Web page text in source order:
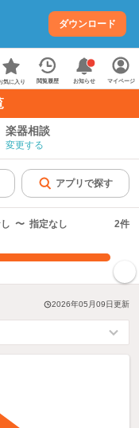
ダウンロード
気に入り 閲覧履歴 お知らせ マイページ
楽器相談
変更する
アプリで探す
〜 指定なし 2件
2026年05月09日更新